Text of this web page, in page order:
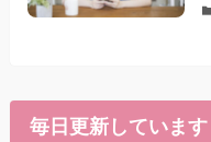
毎日更新しています